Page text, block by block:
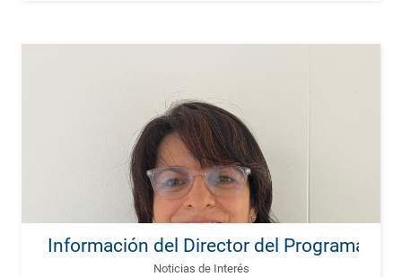
Información del Director del Programa
Noticias de Interés